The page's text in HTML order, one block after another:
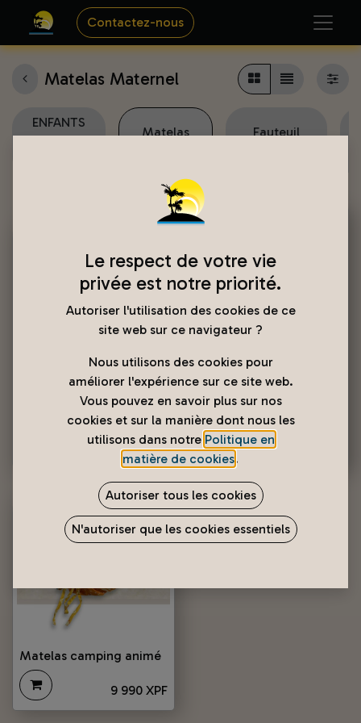
Contactez-nous
Matelas Maternel
ENFANTS
Matelas
Fauteuil
Matelas maternelle
animé avec "coussin
3 490XPF
Matelas Berceau
Matelas camping animé
9 990XPF
Le respect de votre vie
privée est notre priorité.
Autoriser l'utilisation des cookies de ce
site web sur ce navigateur ?
Nous utilisons des cookies pour
améliorer l'expérience sur ce site web.
Vous pouvez en savoir plus sur nos
cookies et sur la manière dont nous les
utilisons dans notre Politique en
matière de cookies.
Autoriser tous les cookies
N'autoriser que les cookies essentiels